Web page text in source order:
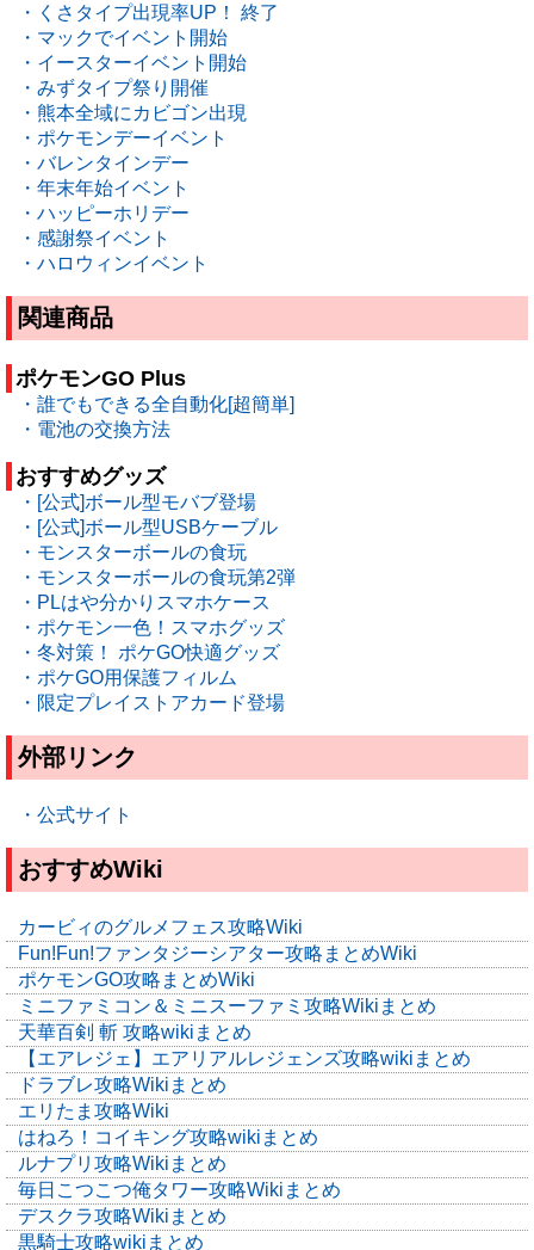
・くさタイプ出現率UP！ 終了
・マックでイベント開始
・イースターイベント開始
・みずタイプ祭り開催
・熊本全域にカビゴン出現
・ポケモンデーイベント
・バレンタインデー
・年末年始イベント
・ハッピーホリデー
・感謝祭イベント
・ハロウィンイベント
関連商品
ポケモンGO Plus
・誰でもできる全自動化[超簡単]
・電池の交換方法
おすすめグッズ
・[公式]ボール型モバブ登場
・[公式]ボール型USBケーブル
・モンスターボールの食玩
・モンスターボールの食玩第2弾
・PLはや分かりスマホケース
・ポケモン一色！スマホグッズ
・冬対策！ ポケGO快適グッズ
・ポケGO用保護フィルム
・限定プレイストアカード登場
外部リンク
・公式サイト
おすすめWiki
カービィのグルメフェス攻略Wiki
Fun!Fun!ファンタジーシアター攻略まとめWiki
ポケモンGO攻略まとめWiki
ミニファミコン＆ミニスーファミ攻略Wikiまとめ
天華百剣 斬 攻略wikiまとめ
【エアレジェ】エアリアルレジェンズ攻略wikiまとめ
ドラブレ攻略Wikiまとめ
エリたま攻略Wiki
はねろ！コイキング攻略wikiまとめ
ルナプリ攻略Wikiまとめ
毎日こつこつ俺タワー攻略Wikiまとめ
デスクラ攻略Wikiまとめ
黒騎士攻略wikiまとめ